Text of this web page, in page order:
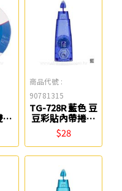
面
商品代號 :
90781315
TG-728R 藍色 豆
豆彩貼內帶捲軸
雙面膠帶 8.4mm
PLUS
$28